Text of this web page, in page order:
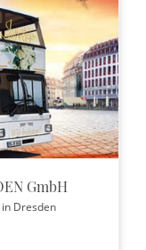
GmbH
in Dresden